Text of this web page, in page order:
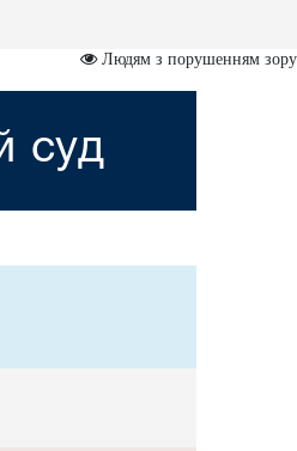
Людям з порушенням зору
суд